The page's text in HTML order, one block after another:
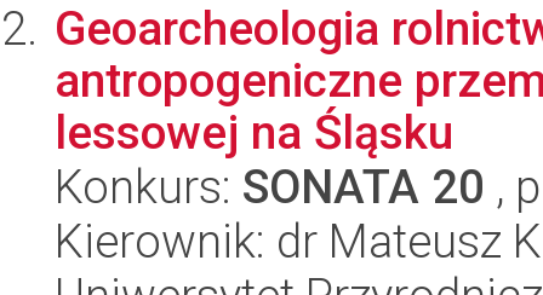
Geoarcheologia
antropogeniczne
lessowej na Śląsku
Konkurs: SONATA 20 ,
Kierownik: dr Mateusz